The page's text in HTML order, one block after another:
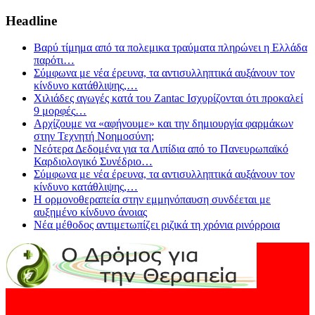
Headline
Βαρύ τίμημα από τα πολεμικα τραύματα πληρώνει η Ελλάδα
παρότι…
Σύμφωνα με νέα έρευνα, τα αντισυλληπτικά αυξάνουν τον
κίνδυνο κατάθλιψης,…
Χιλιάδες αγωγές κατά του Zantac Ισχυρίζονται ότι προκαλεί
9 μορφές…
Αρχίζουμε να «αφήνουμε» και την δημιουργία φαρμάκων
στην Τεχνητή Νοημοσύνη;
Νεότερα Δεδομένα για τα Λιπίδια από το Πανευρωπαϊκό
Καρδιολογικό Συνέδριο…
Σύμφωνα με νέα έρευνα, τα αντισυλληπτικά αυξάνουν τον
κίνδυνο κατάθλιψης,…
Η ορμονοθεραπεία στην εμμηνόπαυση συνδέεται με
αυξημένο κίνδυνο άνοιας
Νέα μέθοδος αντιμετωπίζει ριζικά τη χρόνια ρινόρροια